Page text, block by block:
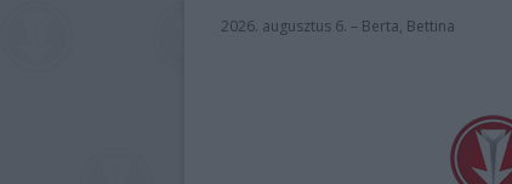
2026. augusztus 6. – Berta, Bettina